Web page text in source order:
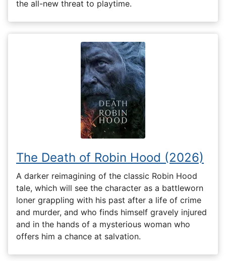
the all-new threat to playtime.
The Death of Robin Hood (2026)
A darker reimagining of the classic Robin Hood
tale, which will see the character as a battleworn
loner grappling with his past after a life of crime
and murder, and who finds himself gravely injured
and in the hands of a mysterious woman who
offers him a chance at salvation.